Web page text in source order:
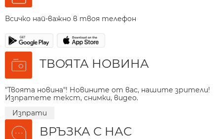
Всичко най-важно в твоя телефон
ТВОЯТА НОВИНА
"Твоята новина"! Новините от вас, нашите зрители!
Изпратете текст, снимки, видео.
Изпрати
ВРЪЗКА С НАС